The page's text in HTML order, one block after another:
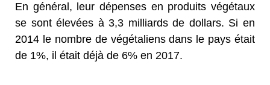
En général, leur dépenses en produits végétaux
se sont élevées à 3,3 milliards de dollars. Si en
2014 le nombre de végétaliens dans le pays était
de 1%, il était déjà de 6% en 2017.